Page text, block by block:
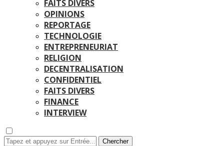
FAITS DIVERS
OPINIONS
REPORTAGE
TECHNOLOGIE
ENTREPRENEURIAT
RELIGION
DECENTRALISATION
CONFIDENTIEL
FAITS DIVERS
FINANCE
INTERVIEW
Chercher